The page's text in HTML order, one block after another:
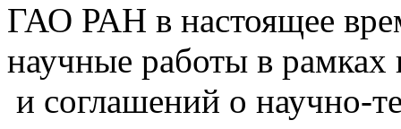
ГАО РАН в настоящее
научные работы в
и соглашений о научно-